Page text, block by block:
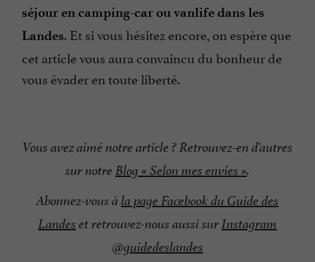
séjour en camping-car ou vanlife dans les
Landes. Et si vous hésitez encore, on espère que
cet article vous aura convaincu du bonheur de
vous évader en toute liberté.
Vous avez aimé notre article ? Retrouvez-en d’autres
sur notre Blog « Selon mes envies ».
Abonnez-vous à la page Facebook du Guide des
Landes et retrouvez-nous aussi surInstagram
@guidedeslandes